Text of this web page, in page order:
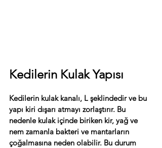
Kedilerin Kulak Yapısı
Kedilerin kulak kanalı, L şeklindedir ve bu
yapı kiri dışarı atmayı zorlaştırır. Bu
nedenle kulak içinde biriken kir, yağ ve
nem zamanla bakteri ve mantarların
çoğalmasına neden olabilir. Bu durum